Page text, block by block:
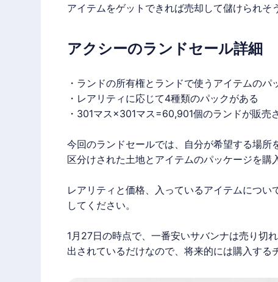
アイテムをゲットできれば売却して儲けられそ
アクシーのランドセール詳細
・ランドの所有権とランドで使うアイテムのパ
・レアリティに応じて4種類のパックがある
・301マス×301マス=60,901個のランドが販売
今回のランドセールでは、自分が希望する場
区分けされた土地とアイテムのパッケージを購
レアリティと価格、入っているアイテムにつ
してください。
1月27日の時点で、一番安いサバンナは売り切
出されているだけなので、将来的には購入する